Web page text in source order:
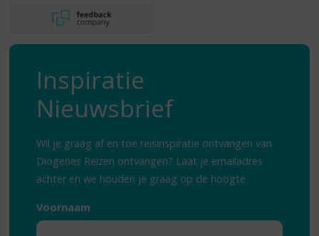
Inspiratie
Nieuwsbrief
Wil je graag af en toe reisinspiratie ontvangen van
Diogenes Reizen ontvangen? Laat je emailadres
achter en we houden je graag op de hoogte.
Voornaam